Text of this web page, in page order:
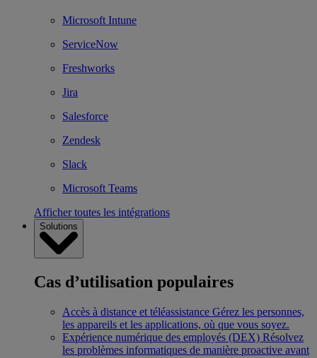
Microsoft Intune
ServiceNow
Freshworks
Jira
Salesforce
Zendesk
Slack
Microsoft Teams
Afficher toutes les intégrations
Solutions
Cas d’utilisation populaires
Accès à distance et téléassistance Gérez les personnes,
les appareils et les applications, où que vous soyez.
Expérience numérique des employés (DEX) Résolvez
les problèmes informatiques de manière proactive avant